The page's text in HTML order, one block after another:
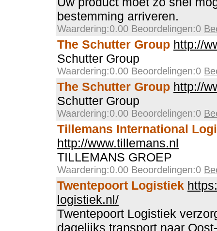
bestemming arriveren.
Waardering:0.00 Beoordelingen:0
The Schutter Group http://
Schutter Group
Waardering:0.00 Beoordelingen:0
The Schutter Group http://
Schutter Group
Waardering:0.00 Beoordelingen:0
Tillemans International
http://www.tillemans.nl
TILLEMANS GROEP
Waardering:0.00 Beoordelingen:0
Twentepoort Logistiek
logistiek.nl/
Twentepoort Logistiek
dagelijks transport naar